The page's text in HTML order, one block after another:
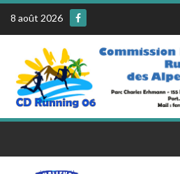
Skip
content
8 août 2026